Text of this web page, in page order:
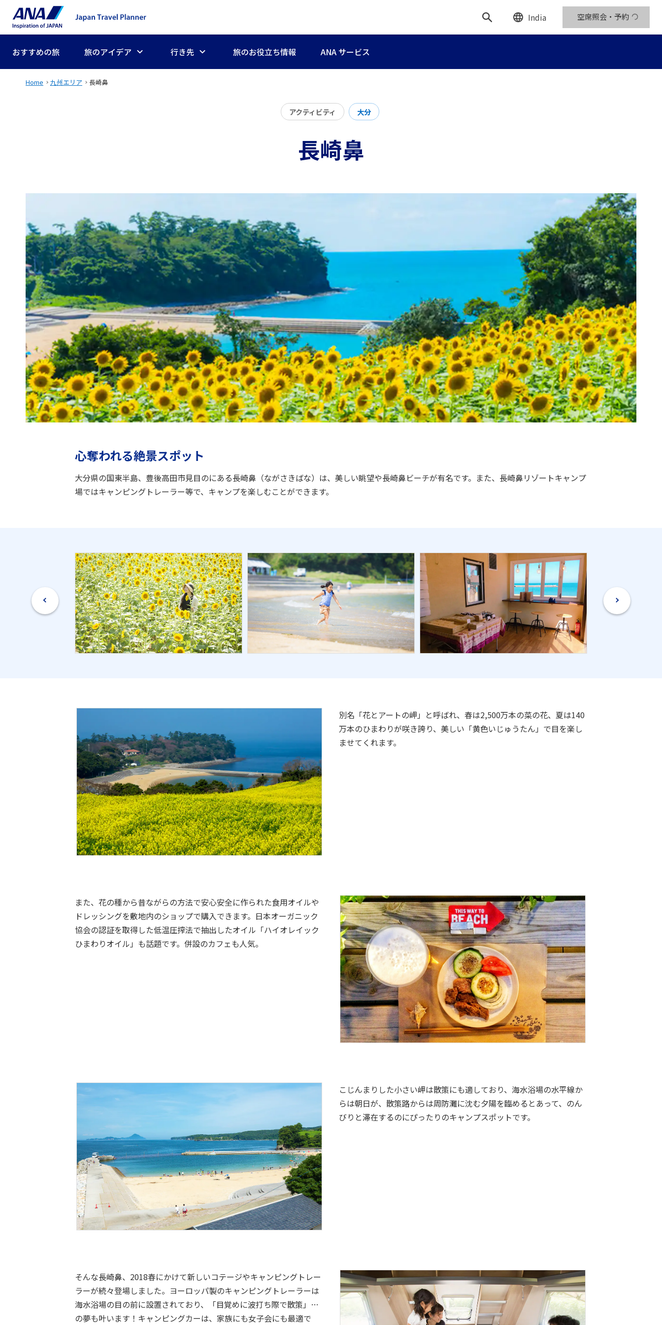
India 空席照会・予約
おすすめの旅 旅のアイデア 行き先 旅のお役立ち情報 ANA サービス
Home 九州エリア 長崎鼻
アクティビティ 大分
長崎鼻
心奪われる絶景スポット
大分県の国東半島、豊後高田市見目のにある長崎鼻（ながさきばな）は、美しい眺望や長崎鼻ビーチが有名です。また、長崎鼻リゾートキャンプ
場ではキャンピングトレーラー等で、キャンプを楽しむことができます。
別名「花とアートの岬」と呼ばれ、春は2,500万本の菜の花、夏は140
万本のひまわりが咲き誇り、美しい「黄色いじゅうたん」で目を楽し
ませてくれます。
また、花の種から昔ながらの方法で安心安全に作られた食用オイルや
ドレッシングを敷地内のショップで購入できます。日本オーガニック
協会の認証を取得した低温圧搾法で抽出したオイル「ハイオレイック
ひまわりオイル」も話題です。併設のカフェも人気。
こじんまりした小さい岬は散策にも適しており、海水浴場の水平線か
らは朝日が、散策路からは周防灘に沈む夕陽を臨めるとあって、のん
びりと滞在するのにぴったりのキャンプスポットです。
そんな長崎鼻、2018春にかけて新しいコテージやキャンピングトレー
ラーが続々登場しました。ヨーロッパ製のキャンピングトレーラーは
海水浴場の目の前に設置されており、「目覚めに波打ち際で散策」…
の夢も叶います！キャンピングカーは、家族にも女子会にも最適で